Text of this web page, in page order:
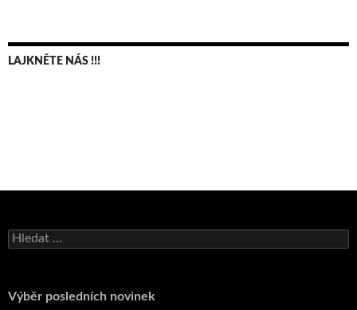
LAJKNĚTE NÁS !!!
Vyhledávání
Výběr posledních novinek
Bruno Belan se radoval z triumfu na domácí dráze!
Pražský přebor neskrblil překvapeními!